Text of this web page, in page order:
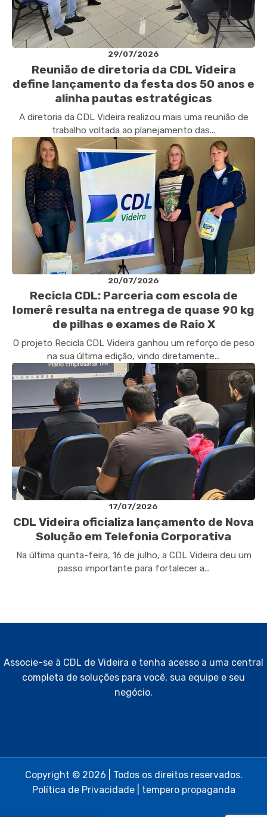
29/07/2026
Reunião de diretoria da CDL Videira
define lançamento da festa dos 50 anos e
alinha pautas estratégicas
A diretoria da CDL Videira realizou mais uma reunião de
trabalho voltada ao planejamento das...
20/07/2026
Recicla CDL: Parceria com escola de
Iomerê resulta na entrega de quase 90 kg
de pilhas e exames de Raio X
O projeto Recicla CDL Videira ganhou um reforço de peso
na sua última edição, vindo diretamente...
17/07/2026
CDL Videira oficializa lançamento de Nova
Solução em Telefonia Corporativa
Na última quinta-feira, 16 de julho, a CDL Videira deu um
passo importante para fortalecer a...
Associe-se à CDL de Videira e tenha acesso a uma central
completa de soluções para você, sua equipe e seu
negócio.
Copyright © 2026 | Todos os direitos reservados.
Política de Privacidade| tempero propaganda